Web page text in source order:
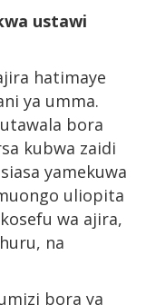
ustawi
hatimaye
ya umma.
bora
kubwa zaidi
yamekuwa
uliopita
wa ajira,
na
bora ya